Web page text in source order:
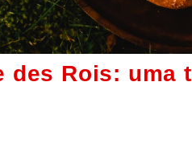
des Rois: uma